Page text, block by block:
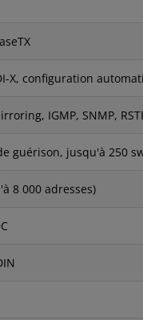
X, configuration
IGMP, SNMP,
guérison, jusqu'à 250
8 000 adresses)